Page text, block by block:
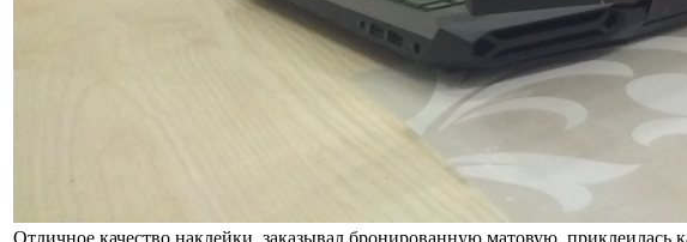
Отличное качество наклейки, заказывал бронированную матовую, приклеилась